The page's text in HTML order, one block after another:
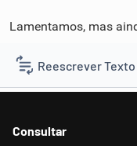
Reescrever Texto
Lamentamos, mas
Consultar